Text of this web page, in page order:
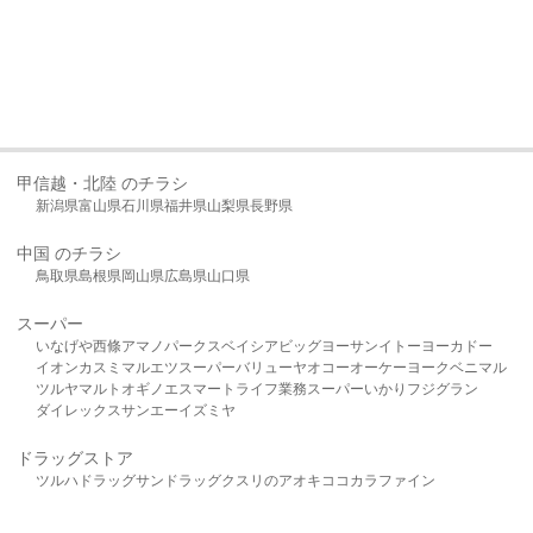
甲信越・北陸 のチラシ
新潟県富山県石川県福井県山梨県長野県
中国 のチラシ
鳥取県島根県岡山県広島県山口県
スーパー
いなげや西條アマノパークスベイシア ビッグヨーサンイトーヨーカドー
イオンカスミ マルエツスーパーバリューヤオコーオーケー ヨークベニマル
ツルヤマルト オギノ エスマート ライフ業務スーパーいかり フジグラン
ダイレックスサンエーイズミヤ
ドラッグストア
ツルハドラッグサンドラッグクスリのアオキ ココカラファイン